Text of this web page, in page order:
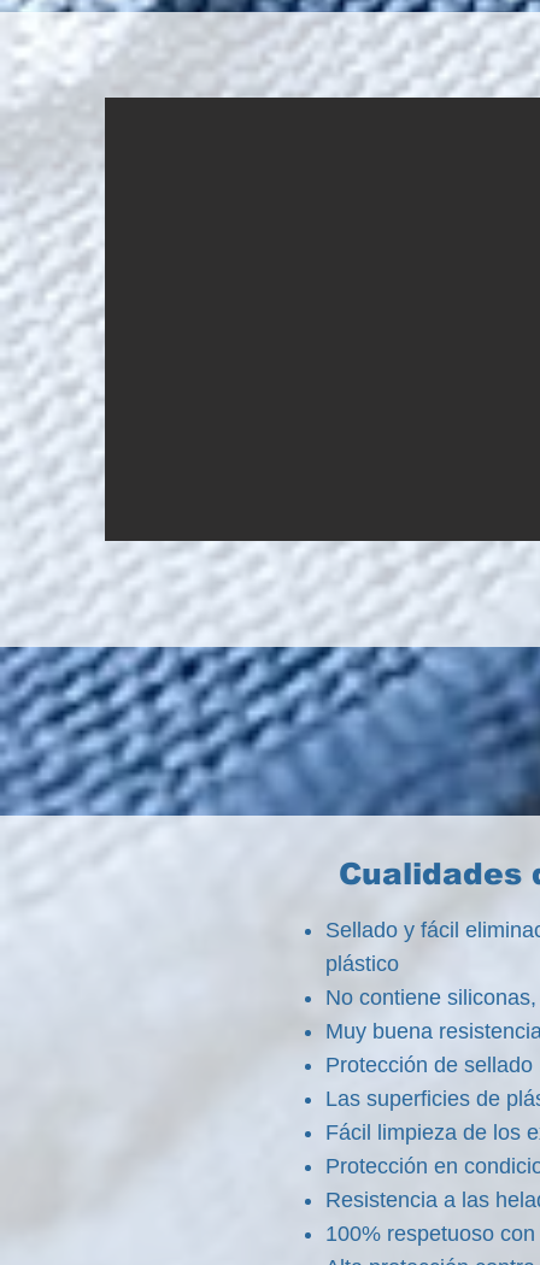
Cualidades
Sellado y fácil
plástico
No contiene
Muy buena
Protección de
Las superficies de
Fácil limpieza de los
Protección en
Resistencia a las
100% respetuoso